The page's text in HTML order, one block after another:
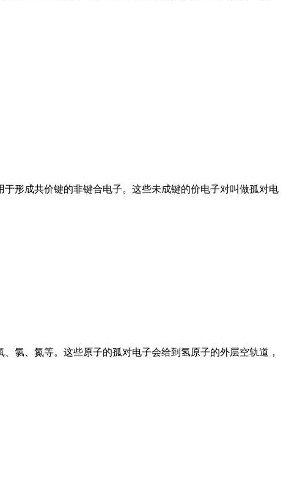
于形成共价键的非键合电子。这些未成键的价电子对叫做孤对电
氯、氮等。这些原子的孤对电子会给到氢原子的外层空轨道，